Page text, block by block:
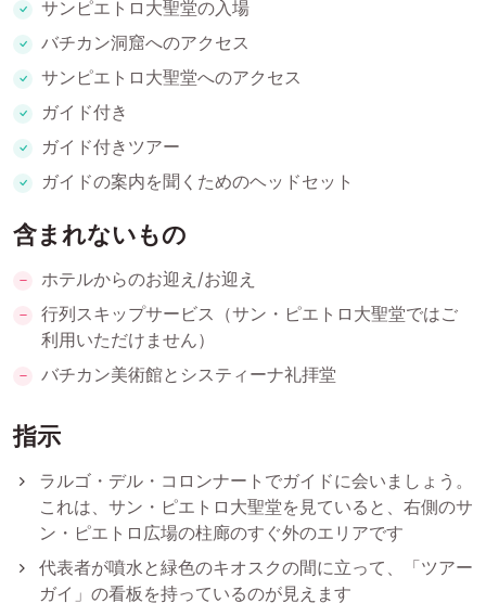
サンピエトロ大聖堂の入場
バチカン洞窟へのアクセス
サンピエトロ大聖堂へのアクセス
ガイド付き
ガイド付きツアー
ガイドの案内を聞くためのヘッドセット
含まれないもの
ホテルからのお迎え/お迎え
行列スキップサービス（サン・ピエトロ大聖堂ではご
利用いただけません）
バチカン美術館とシスティーナ礼拝堂
指示
ラルゴ・デル・コロンナートでガイドに会いましょう。
これは、サン・ピエトロ大聖堂を見ていると、右側のサ
ン・ピエトロ広場の柱廊のすぐ外のエリアです
代表者が噴水と緑色のキオスクの間に立って、「ツアー
ガイ」の看板を持っているのが見えます